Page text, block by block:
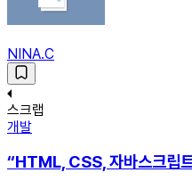
NINA.C
스크랩
개발
“HTML, CSS, 자바스크립